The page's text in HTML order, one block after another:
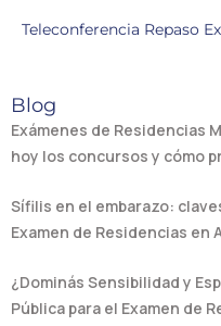
Teleconferencia Repaso
Blog
Exámenes de Residencias
hoy los concursos y cómo
Sífilis en el embarazo:
Examen de Residencias en
¿Dominás Sensibilidad y
Pública para el Examen de